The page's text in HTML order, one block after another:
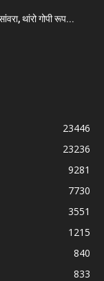
थांरो गोपी रूप...
23446
23236
9281
7730
3551
1215
840
833